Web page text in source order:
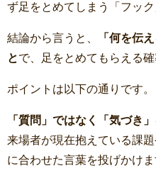
ず足をとめてしまう「フック
結論から言うと、
「何を伝
とで、足をとめてもらえる
ポイントは以下の通りです。
「質問」ではなく「気づき
来場者が現在抱えている課
に合わせた言葉を投げかけま